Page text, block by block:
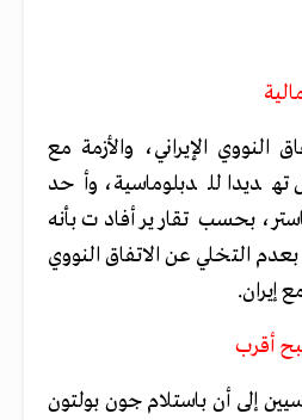
النووي الإيراني، والأزمة مع
تهديدا للدبلوماسية، وأحد
بحسب تقارير أفادت بأنه
التخلي عن الاتفاق النووي
إيران.
أقرب
إلى أن باستلام جون بولتون